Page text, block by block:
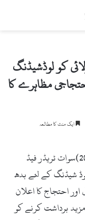
برادری نے 19جولائی کو لوڈشیڈنگ
مظاہرے کا
ایک منٹ کا مطالعہ
سوات (زما سوات ڈاٹ کام ۔15جولائی 2017)سوات ٹریڈر فیڈ
لوڈ شیڈنگ کے لئے بدھ
اور احتجاج کا اعلان
برداشت کرنے کو